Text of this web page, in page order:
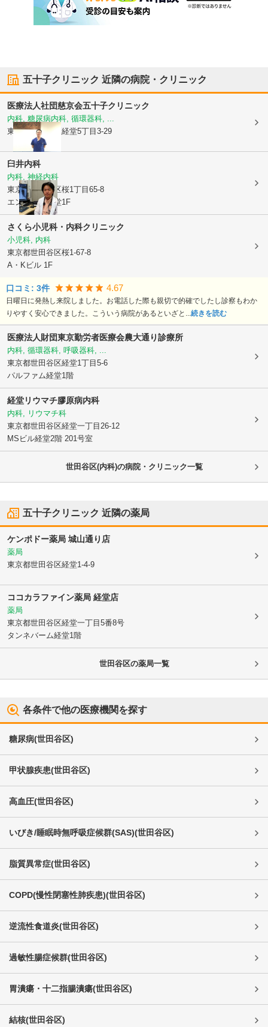
五十子クリニック 近隣の病院・クリニック
医療法人社団慈京会五十子クリニック
内科, 糖尿病内科, 循環器科, ...
東京都世田谷区 経堂5丁目3-29
臼井内科
内科, 神経内科
東京都世田谷区桜1丁目65-8
エンブレム経堂1F
さくら小児科・内科クリニック
小児科, 内科
東京都世田谷区桜1-67-8
A・Kビル 1F
口コミ: 3件 4.67
日曜日に発熱し来院しました。お電話した際も親切で的確でしたし診察もわか
りやすく安心できました。こういう病院があるといざと...続きを読む
医療法人財団東京勤労者医療会農大通り診療所
内科, 循環器科, 呼吸器科, ...
東京都世田谷区経堂1丁目5-6
パルファム経堂1階
経堂リウマチ膠原病内科
内科, リウマチ科
東京都世田谷区経堂一丁目26-12
MSビル経堂2階 201号室
世田谷区(内科)の病院・クリニック一覧
五十子クリニック 近隣の薬局
ケンポドー薬局 城山通り店
薬局
東京都世田谷区経堂1-4-9
ココカラファイン薬局 経堂店
薬局
東京都世田谷区経堂一丁目5番8号
タンネバーム経堂1階
世田谷区の薬局一覧
各条件で他の医療機関を探す
糖尿病(世田谷区)
甲状腺疾患(世田谷区)
高血圧(世田谷区)
いびき/睡眠時無呼吸症候群(SAS)(世田谷区)
脂質異常症(世田谷区)
COPD(慢性閉塞性肺疾患)(世田谷区)
逆流性食道炎(世田谷区)
過敏性腸症候群(世田谷区)
胃潰瘍・十二指腸潰瘍(世田谷区)
結核(世田谷区)